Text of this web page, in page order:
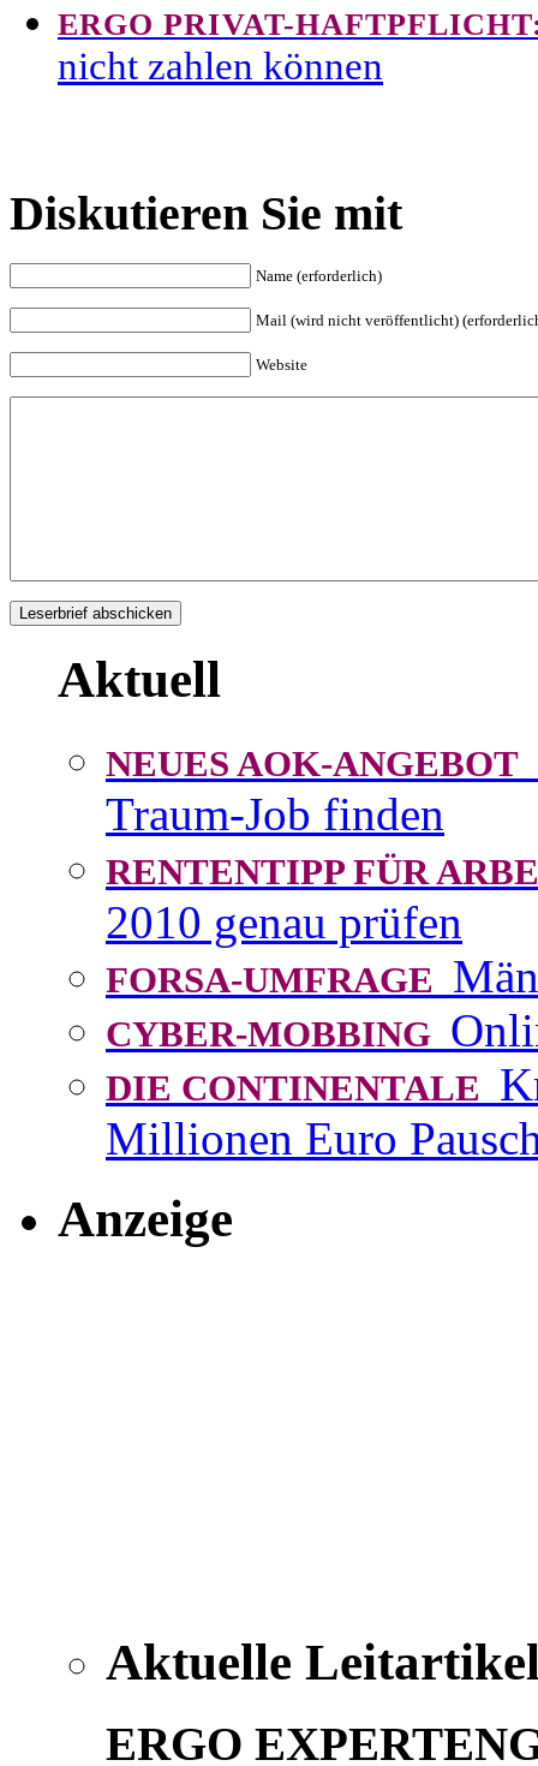
ERGO PRIVAT-
nicht zahlen können
Diskutieren Sie mit
Name (erforderlich)
Mail (wird nicht veröffentlicht)
Website
Aktuell
NEUES AOK-ANGEBOT
Traum-Job finden
RENTENTIPP FÜR
2010 genau prüfen
FORSA-UMFRAGE
CYBER-MOBBING
DIE CONTINENTALE
Millionen Euro
Anzeige
Aktuelle
ERGO